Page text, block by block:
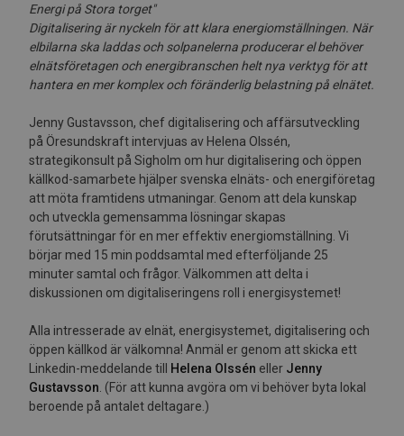
Energipå Stora torget"
Digitalisering är nyckeln för att klara energiomställningen. När
elbilarna ska laddas och solpanelerna producerar el behöver
elnätsföretagen och energibranschen helt nya verktyg för att
hantera en mer komplex och föränderlig belastning på elnätet.
Jenny Gustavsson, chef digitalisering och affärsutveckling
på Öresundskraft intervjuas av Helena Olssén,
strategikonsult på Sigholm om hur digitalisering och öppen
källkod-samarbete hjälper svenska elnäts- och energiföretag
att möta framtidens utmaningar. Genom att dela kunskap
och utveckla gemensamma lösningar skapas
förutsättningar för en mer effektiv energiomställning. Vi
börjar med 15 min poddsamtal med efterföljande 25
minuter samtal och frågor. Välkommen att delta i
diskussionen om digitaliseringens roll i energisystemet!
Alla intresserade av elnät, energisystemet, digitalisering och
öppen källkod är välkomna! Anmäl er genom att skicka ett
Linkedin-meddelande till
Helena Olssén eller Jenny
Gustavsson . (För att kunna avgöra om vi behöver byta lokal
beroende på antalet deltagare.)